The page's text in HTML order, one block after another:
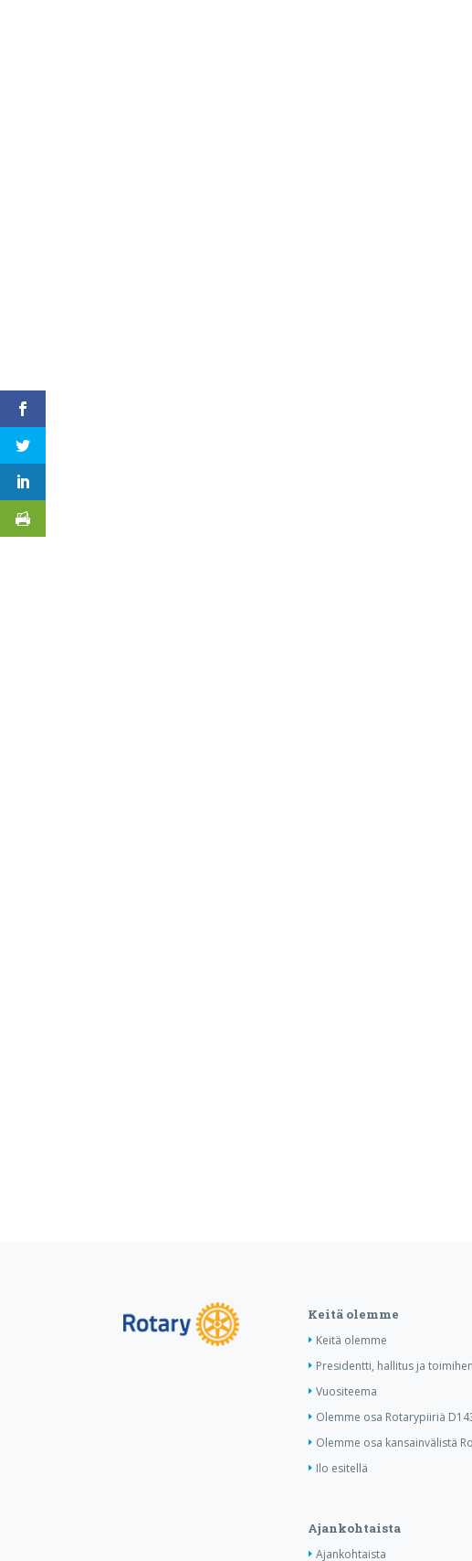
Keitä olemme
Keitä olemme
Presidentti, hallitus ja
Vuositeema
Olemme osa Rotarypiiriä
Olemme osa kansainvälistä
Ilo esitellä
Ajankohtaista
Ajankohtaista